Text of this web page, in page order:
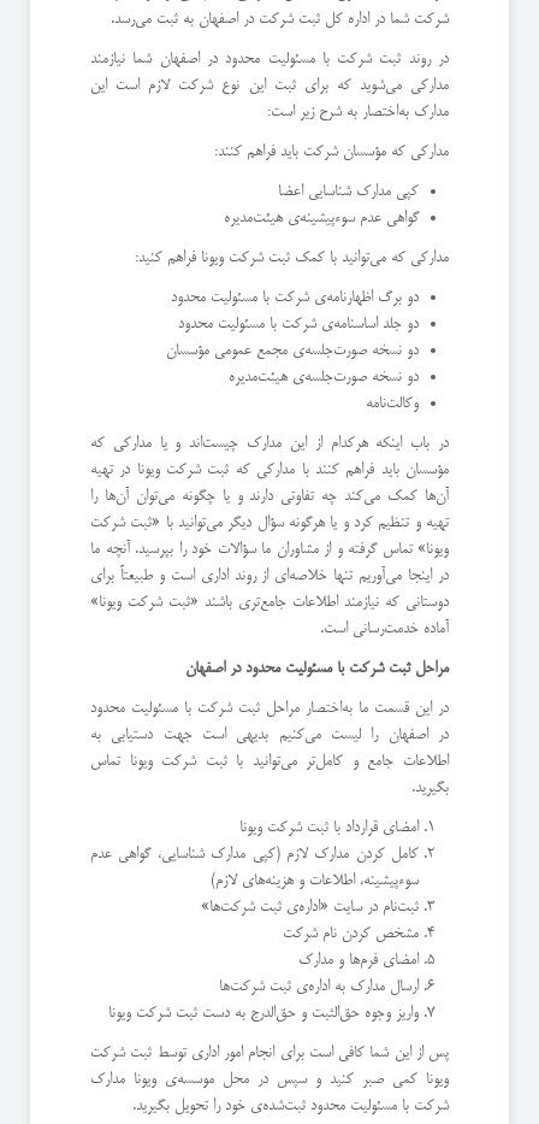
شرکت شما در اداره کل ثبت شرکت در اصفهان به ثبت می‌رسد.
در روند ثبت شرکت با مسئولیت محدود در اصفهان شما نیازمند
مدارکی می‌شوید که برای ثبت این نوع شرکت لازم است این
مدارک به‌اختصار به شرح زیر است:
مدارکی که مؤسسان شرکت باید فراهم کنند:
کپی مدارک شناسایی اعضا
گواهی عدم سوءپیشینه‌ی هیئت‌مدیره
مدارکی که می‌توانید با کمک ثبت شرکت ویونا فراهم کنید:
دو برگ اظهارنامه‌ی شرکت با مسئولیت محدود
دو جلد اساسنامه‌ی شرکت با مسئولیت محدود
دو نسخه صورت‌جلسه‌ی مجمع عمومی مؤسسان
دو نسخه صورت‌جلسه‌ی هیئت‌مدیره
وکالت‌نامه
در باب اینکه هرکدام از این مدارک چیست‌اند و یا مدارکی که
مؤسسان باید فراهم کنند با مدارکی که ثبت شرکت ویونا در تهیه
آن‌ها کمک می‌کند چه تفاوتی دارند و یا چگونه می‌توان آن‌ها را
تهیه و تنظیم کرد و یا هرگونه سؤال دیگر می‌توانید با «ثبت شرکت
ویونا» تماس گرفته و از مشاوران ما سؤالات خود را بپرسید. آنچه ما
در اینجا می‌آوریم تنها خلاصه‌ای از روند اداری است و طبیعتاً برای
دوستانی که نیازمند اطلاعات جامع‌تری باشند «ثبت شرکت ویونا»
آماده خدمت‌رسانی است.
مراحل ثبت شرکت با مسئولیت محدود در اصفهان
در این قسمت ما به‌اختصار مراحل ثبت شرکت با مسئولیت محدود
در اصفهان را لیست می‌کنیم بدیهی است جهت دستیابی به
اطلاعات جامع و کامل‌تر می‌توانید با ثبت شرکت ویونا تماس
بگیرید.
امضای قرارداد با ثبت شرکت ویونا
کامل کردن مدارک لازم (کپی مدارک شناسایی، گواهی عدم
سوءپیشینه، اطلاعات و هزینه‌های لازم)
ثبت‌نام در سایت «اداره‌ی ثبت شرکت‌ها»
مشخص کردن نام شرکت
امضای فرم‌ها و مدارک
ارسال مدارک به اداره‌ی ثبت شرکت‌ها
واریز وجوه حق‌الثبت و حق‌الدرج به دست ثبت شرکت ویونا
پس از این شما کافی است برای انجام امور اداری توسط ثبت شرکت
ویونا کمی صبر کنید و سپس در محل موسسه‌ی ویونا مدارک
شرکت با مسئولیت محدود ثبت‌شده‌ی خود را تحویل بگیرید.